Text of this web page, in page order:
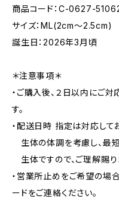
商品コード：C-0627-
サイズ：ML(2cm〜2.5cm)
誕生日：2026年3月頃
＊注意事項＊
・ご購入後、２日以内にご
す。
・配送日時 指定は対応して
生体の体調を考慮し、最
生体ですので、ご理解賜り
・営業所止めをご希望の場
ードをご連絡ください。